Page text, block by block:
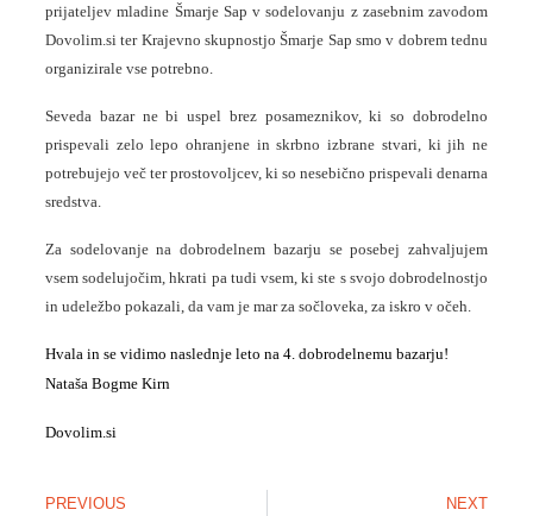
prijateljev mladine Šmarje Sap v sodelovanju z zasebnim zavodom
Dovolim.si ter Krajevno skupnostjo Šmarje Sap smo v dobrem tednu
organizirale vse potrebno.
Seveda bazar ne bi uspel brez posameznikov, ki so dobrodelno
prispevali zelo lepo ohranjene in skrbno izbrane stvari, ki jih ne
potrebujejo več ter prostovoljcev, ki so nesebično prispevali denarna
sredstva.
Za sodelovanje na dobrodelnem bazarju se posebej zahvaljujem
vsem sodelujočim, hkrati pa tudi vsem, ki ste s svojo dobrodelnostjo
in udeležbo pokazali, da vam je mar za sočloveka, za iskro v očeh.
Hvala in se vidimo naslednje leto na 4. dobrodelnemu bazarju!
Nataša Bogme Kirn
Dovolim.si
PREVIOUS NEXT